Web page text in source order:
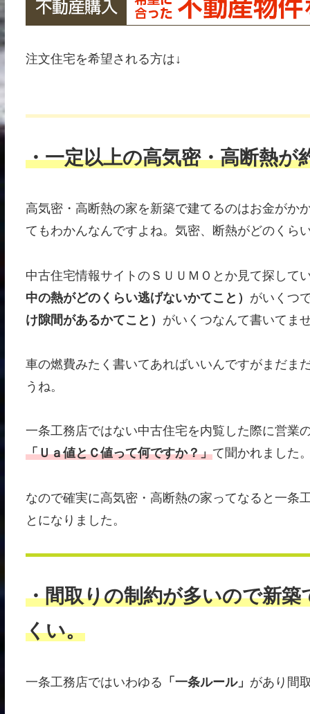
注文住宅を希望される方は↓
・一定以上の高気密・高断熱が
高気密・高断熱の家を新築で建てるのはお金がか
てもわかんなんですよね。気密、断熱がどのくら
中古住宅情報サイトのＳＵＵＭＯとか見て探して
中の熱がどのくらい逃げないかてこと） がいくつ
け隙間があるかてこと） がいくつなんて書いてま
車の燃費みたく書いてあればいいんですがまだま
うね。
一条工務店ではない中古住宅を内覧した際に営業
「Ｕａ値とＣ値って何ですか？」て聞かれました
なので確実に高気密・高断熱の家ってなると一条
とになりました。
・間取りの制約が多いので新
くい。
一条工務店ではいわゆる 「一条ルール」 があり間